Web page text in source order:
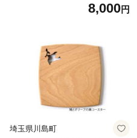
8,000円
埼玉県川島町